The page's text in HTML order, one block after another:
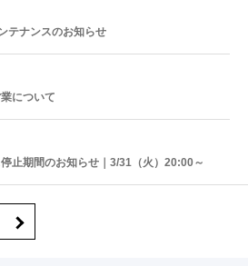
テナンスのお知らせ
について
止期間のお知らせ｜3/31（火）20:00～